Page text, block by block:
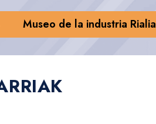
Museo de la industria Rialia